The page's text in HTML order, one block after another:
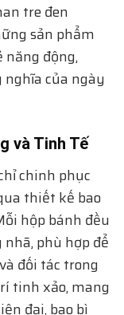
tre đen
sản phẩm
động,
của ngày
và Tinh Tế
chinh phục
thiết kế bao
hộp bánh đều
phù hợp để
đối tác trong
tinh xảo, mang
đại, bao bì